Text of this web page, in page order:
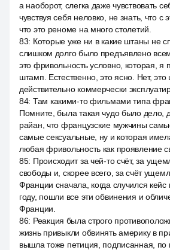
а наоборот, слегка даже чувствовать
чувствуя себя неловко, не знать, что с
что это реноме на много столетий.
83: Которые уже ни в какие штаны не
слишком долго было предъявлено
это фривольность условно, которая, я
штамп. Естественно, это ясно. Нет,
действительно коммерчески
84: Там какими-то фильмами типа
Помните, была такая чудо было дело,
райан, что французские мужчины
самые сексуальные, ну и которая
любая фривольность как проявление
85: Происходит за чей-то счёт, за
свободы и, скорее всего, за счёт
Франции сначала, когда случился
году, пошли все эти обвинения и
Франции.
86: Реакция была строго
жизнь привыкли обвинять америку в
вышла тоже петиция, подписанная, по